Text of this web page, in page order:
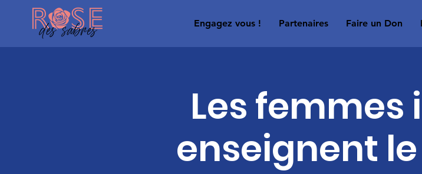
Engagez vous ! Partenaires Faire un Don
Les femmes
enseignent